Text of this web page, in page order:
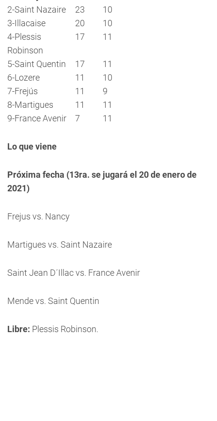
2-Saint Nazaire
23
10
3-Illacaise
20
10
4-Plessis
Robinson
17 11
5-Saint Quentin 17
11
6-Lozere
11
10
7-Frejús
11
9
8-Martigues
11
11
9-France Avenir
7 11
Lo que viene
Próxima fecha (13ra. se jugará el 20 de enero de
2021)
Frejus vs. Nancy
Martigues vs. Saint Nazaire
Saint Jean D´Illac vs. France Avenir
Mende vs. Saint Quentin
Libre: Plessis Robinson.